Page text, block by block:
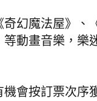
幻魔法屋》、
等動畫音樂，樂
會按訂票次序